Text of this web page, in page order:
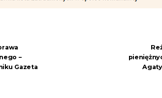
–
Gazeta